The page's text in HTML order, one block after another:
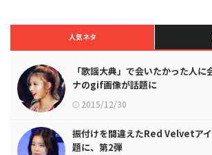
人気ネタ
「歌謡大典」で会いたかった人
ナのgif画像が話題に
2015/12/30
振付けを間違えたRed Velvetア
題に、第2弾